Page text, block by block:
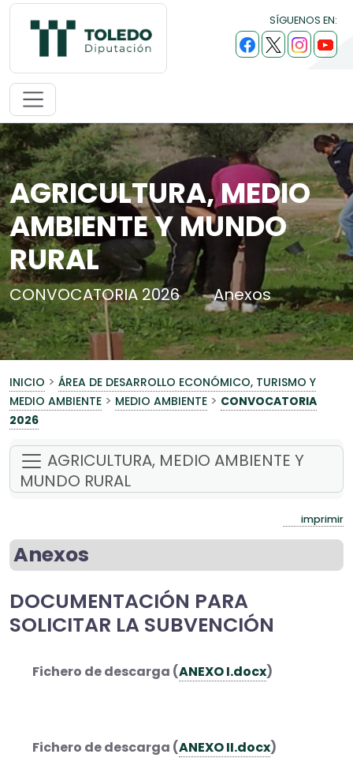
SÍGUENOS EN:
AGRICULTURA, MEDIO
AMBIENTE Y MUNDO
RURAL
CONVOCATORIA 2026 Anexos
INICIO > ÁREA DE DESARROLLO ECONÓMICO, TURISMO Y
MEDIO AMBIENTE > MEDIO AMBIENTE > CONVOCATORIA
2026
AGRICULTURA, MEDIO AMBIENTE Y
MUNDO RURAL
imprimir
Anexos
DOCUMENTACIÓN PARA
SOLICITAR LA SUBVENCIÓN
Fichero de descarga (ANEXO I.docx)
Fichero de descarga (ANEXO II.docx)